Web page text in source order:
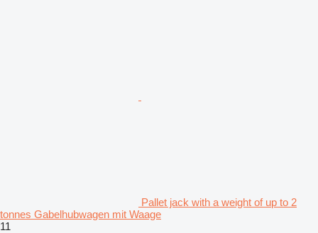
Pallet jack with a weight of up to 2
tonnes Gabelhubwagen mit Waage
11